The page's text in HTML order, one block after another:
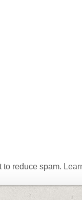
to reduce spam.